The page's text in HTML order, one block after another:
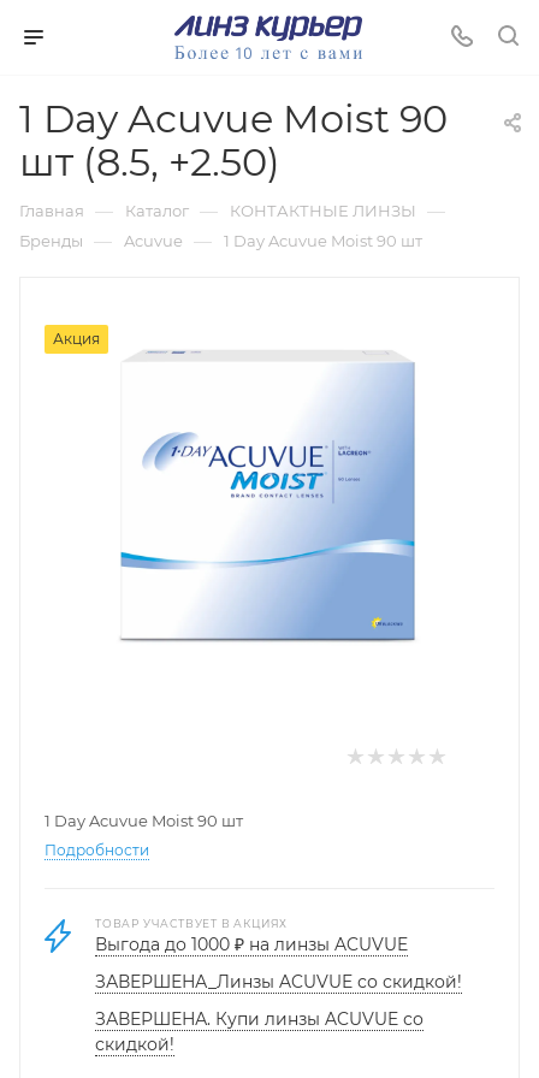
1 Day Acuvue Moist 90
шт (8.5, +2.50)
Главная — Каталог — КОНТАКТНЫЕ ЛИНЗЫ —
Бренды — Acuvue — 1 Day Acuvue Moist 90 шт
Акция
1 Day Acuvue Moist 90 шт
Подробности
ТОВАР УЧАСТВУЕТ В АКЦИЯХ
Выгода до 1000 ₽ на линзы ACUVUE
ЗАВЕРШЕНА_Линзы ACUVUE со скидкой!
ЗАВЕРШЕНА. Купи линзы ACUVUE со
скидкой!